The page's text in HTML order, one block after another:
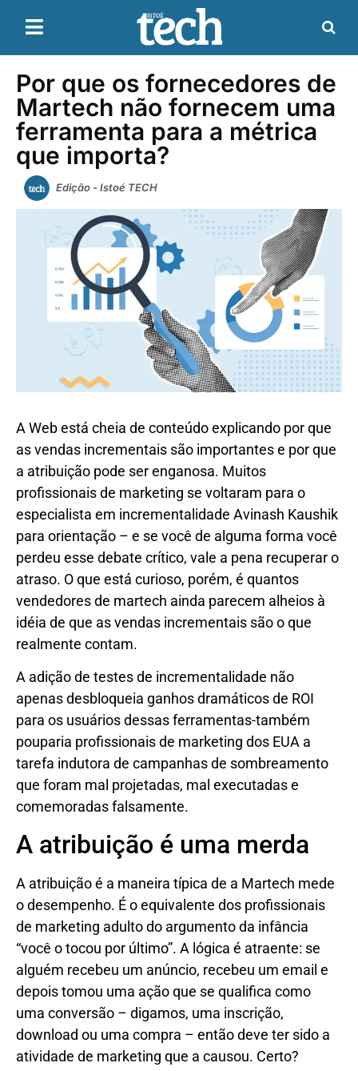
Por que os fornecedores de
Martech não fornecem uma
ferramenta para a métrica
que importa?
Edição - Istoé TECH
A Web está cheia de conteúdo explicando por que
as vendas incrementais são importantes e por que
a atribuição pode ser enganosa. Muitos
profissionais de marketing se voltaram para o
especialista em incrementalidade Avinash Kaushik
para orientação – e se você de alguma forma você
perdeu esse debate crítico, vale a pena recuperar o
atraso. O que está curioso, porém, é quantos
vendedores de martech ainda parecem alheios à
idéia de que as vendas incrementais são o que
realmente contam.
A adição de testes de incrementalidade não
apenas desbloqueia ganhos dramáticos de ROI
para os usuários dessas ferramentas-também
pouparia profissionais de marketing dos EUA a
tarefa indutora de campanhas de sombreamento
que foram mal projetadas, mal executadas e
comemoradas falsamente.
A atribuição é uma merda
A atribuição é a maneira típica de a Martech mede
o desempenho. É o equivalente dos profissionais
de marketing adulto do argumento da infância
“você o tocou por último”. A lógica é atraente: se
alguém recebeu um anúncio, recebeu um email e
depois tomou uma ação que se qualifica como
uma conversão – digamos, uma inscrição,
download ou uma compra – então deve ter sido a
atividade de marketing que a causou. Certo?